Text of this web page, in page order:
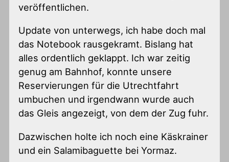
veröffentlichen.
Update von unterwegs, ich habe doch mal
das Notebook rausgekramt. Bislang hat
alles ordentlich geklappt. Ich war zeitig
genug am Bahnhof, konnte unsere
Reservierungen für die Utrechtfahrt
umbuchen und irgendwann wurde auch
das Gleis angezeigt, von dem der Zug fuhr.
Dazwischen holte ich noch eine Käskrainer
und ein Salamibaguette bei Yormaz.